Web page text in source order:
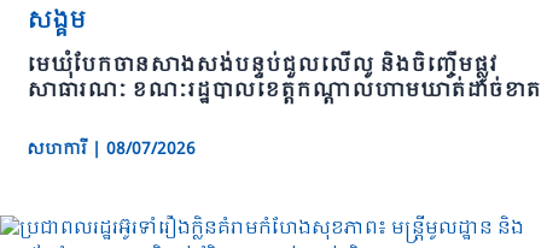
សង្គម
មេឃុំបែកចានសាងសង់បន្ទប់ជួលលើលូ និងចិញ្ចើមផ្លូវ
សាធារណៈ ខណៈរដ្ឋបាលខេត្តកណ្ដាលហាមឃាត់ដាច់ខាត
សហការី | 08/07/2026